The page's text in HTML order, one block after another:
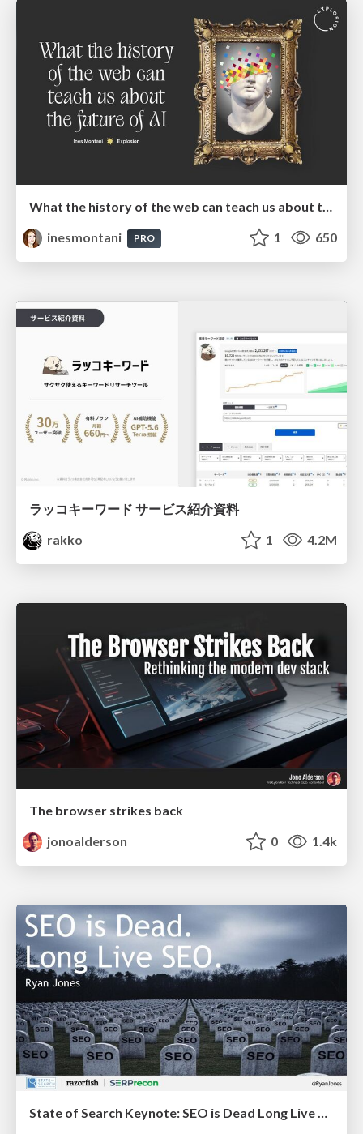
What the history of the web can teach us about the future of AI
inesmontani
PRO 1 650
ラッコキーワード サービス紹介資料
rakko
1 4.2M
The browser strikes back
jonoalderson
0 1.4k